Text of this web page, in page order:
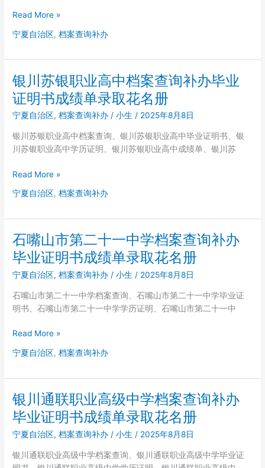
花
名
查
补
毕
业
证
明
书
绩
单
取
花
册
宁
特
育
学
校
档
案
查
补
毕
证
明
书
成
绩
录
取
名
册
Read More »
宁夏自治区,档案查询补办
银川苏银职业高中档案查询补办毕业
证明书成绩单录取花名册
宁夏自治区,档案查询补办 /小生/ 2025年8月8日
银川苏银职业高中档案查询、银川苏银职业高中毕业证明书、银
川苏银职业高中学历证明、银川苏银职业高中成绩单、银川苏
银
苏
业
高
中
档
案
查
补
毕
证
明
书
成
绩
录
Read More »
宁夏自治区,档案查询补办
石嘴山市第二十一中学档案查询补办
毕业证明书成绩单录取花名册
宁夏自治区,档案查询补办 /小生 / 2025年8月8日
石嘴山市第二十一中学档案查询、石嘴山市第二十一中学毕业证
明书、石嘴山市第二十一中学学历证明、石嘴山市第二十一中
石
山
二
十
一
中
学
档
Read More »
宁夏自治区,档案查询补办
银川通联职业高级中学档案查询补办
毕业证明书成绩单录取花名册
宁夏自治区,档案查询补办 /小生 / 2025年8月8日
银川通联职业高级中学档案查询、银川通联职业高级中学毕业证